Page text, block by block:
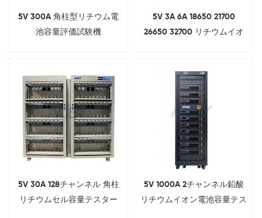
5V 300A 角柱型リチウム電
池容量評価試験機
5V 3A 6A 18650 21700
26650 32700 リチウムイオ
5V 30A 128チャンネル 角柱
リチウムセル容量テスター
5V 1000A 2チャンネル鉛酸
リチウムイオン電池容量テス